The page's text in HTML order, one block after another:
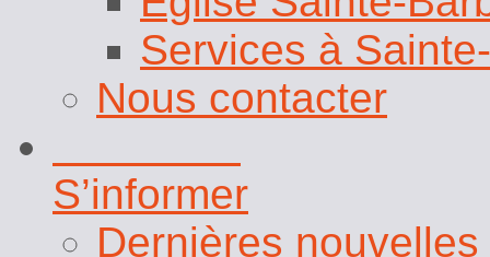
Nous contacter
Actualités
S’informer
Dernières nouvelles
Rendez-vous